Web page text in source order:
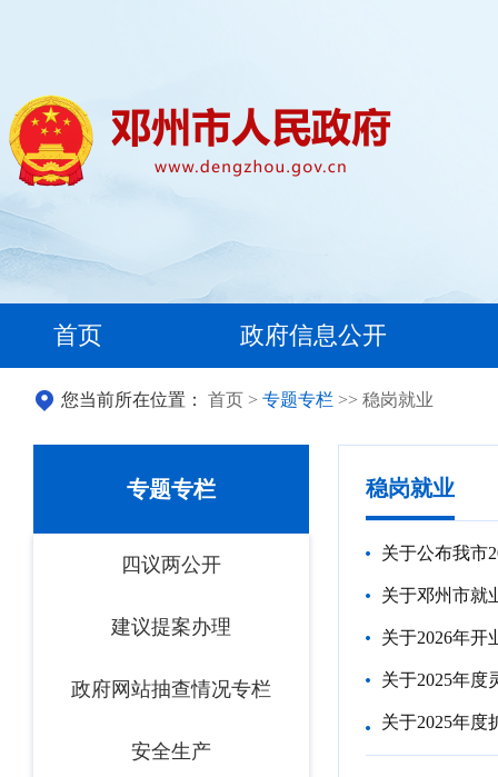
首页 政府信息公开
您当前所在位置： 首页 > 专题专栏 >> 稳岗就业
专题专栏
四议两公开
建议提案办理
政府网站抽查情况专栏
安全生产
稳岗就业
关于公布我市
关于邓州市就
关于2026年开
关于2025年度
关于2025年度